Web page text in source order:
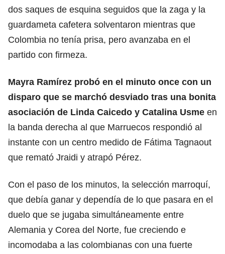
dos saques de esquina seguidos que la zaga y la
guardameta cafetera solventaron mientras que
Colombia no tenía prisa, pero avanzaba en el
partido con firmeza.
Mayra Ramírez probó en el minuto once con un
disparo que se marchó desviado tras una bonita
asociación de Linda Caicedo y Catalina Usme en
la banda derecha al que Marruecos respondió al
instante con un centro medido de Fátima Tagnaout
que remató Jraidi y atrapó Pérez.
Con el paso de los minutos, la selección marroquí,
que debía ganar y dependía de lo que pasara en el
duelo que se jugaba simultáneamente entre
Alemania y Corea del Norte, fue creciendo e
incomodaba a las colombianas con una fuerte